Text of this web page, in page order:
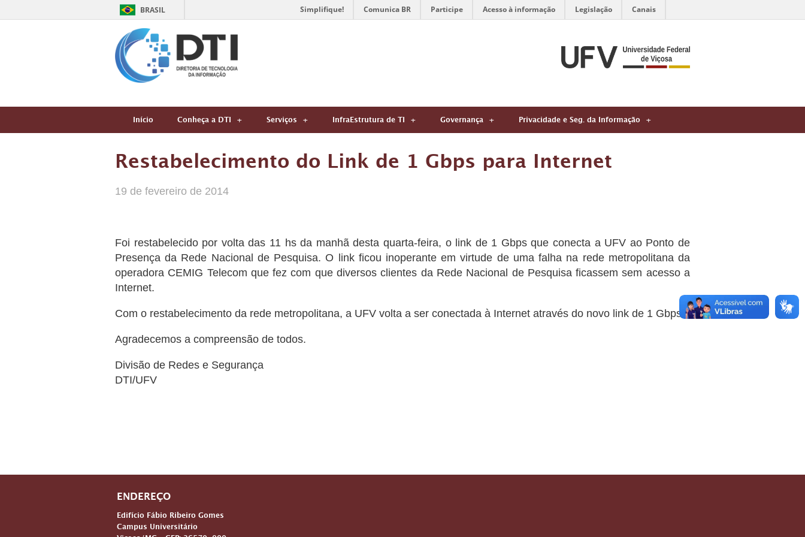
BRASIL Simplifique! Comunica BR Participe Acesso à informação Legislação Canais
Início Conheça a DTI Serviços InfraEstrutura de TI Governança Privacidade e Seg. da Informação
Restabelecimento do Link de 1 Gbps para Internet
19 de fevereiro de 2014
Foi restabelecido por volta das 11 hs da manhã desta quarta-feira, o link de 1 Gbps que conecta a UFV ao Ponto de
Presença da Rede Nacional de Pesquisa. O link ficou inoperante em virtude de uma falha na rede metropolitana da
operadora CEMIG Telecom que fez com que diversos clientes da Rede Nacional de Pesquisa ficassem sem acesso a
Internet.
Com o restabelecimento da rede metropolitana, a UFV volta a ser conectada à Internet através do novo link de 1 Gbps.
Agradecemos a compreensão de todos.
Divisão de Redes e Segurança
DTI/UFV
ENDEREÇO
Edifício Fábio Ribeiro Gomes
Campus Universitário